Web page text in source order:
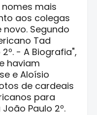
mais
aos colegas
Segundo
Tad
- A Biografia",
haviam
e Aloísio
de cardeais
para
Paulo 2º.